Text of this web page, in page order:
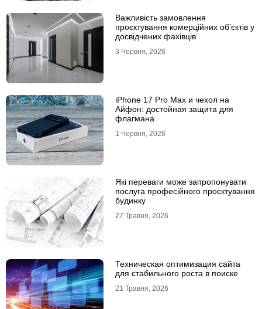
Важливість замовлення
проєктування комерційних об’єктів у
досвідчених фахівців
3 Червня, 2026
iPhone 17 Pro Max и чехол на
Айфон: достойная защита для
флагмана
1 Червня, 2026
Які переваги може запропонувати
послуга професійного проєктування
будинку
27 Травня, 2026
Техническая оптимизация сайта
для стабильного роста в поиске
21 Травня, 2026